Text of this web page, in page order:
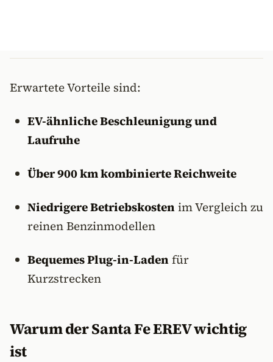
Erwartete Vorteile sind:
EV-ähnliche Beschleunigung und
Laufruhe
Über 900 km kombinierte Reichweite
Niedrigere Betriebskostenim Vergleich zu
reinen Benzinmodellen
Bequemes Plug-in-Ladenfür
Kurzstrecken
Warum der Santa Fe EREV wichtig
ist